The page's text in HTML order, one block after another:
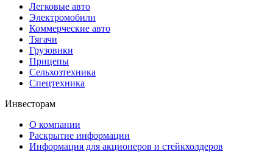
Легковые авто
Электромобили
Коммерческие авто
Тягачи
Грузовики
Прицепы
Сельхозтехника
Спецтехника
Инвесторам
О компании
Раскрытие информации
Информация для акционеров и стейкхолдеров